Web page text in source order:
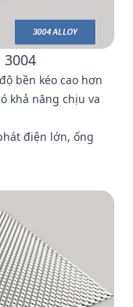
bền kéo cao hơn
khả năng chịu va
điện lớn, ống